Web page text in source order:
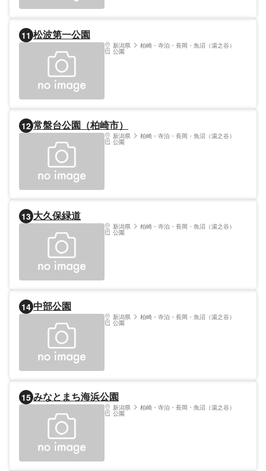
11 松波第一公園
新潟県 柏崎・寺泊・長岡・魚沼（湯之谷）
公園
12 常盤台公園（柏崎市）
新潟県 柏崎・寺泊・長岡・魚沼（湯之谷）
公園
13 大久保緑道
新潟県 柏崎・寺泊・長岡・魚沼（湯之谷）
公園
14 中部公園
新潟県 柏崎・寺泊・長岡・魚沼（湯之谷）
公園
15 みなとまち海浜公園
新潟県 柏崎・寺泊・長岡・魚沼（湯之谷）
公園